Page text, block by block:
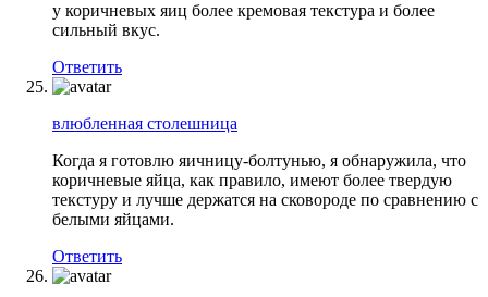
у коричневых яиц более кремовая текстура и более
сильный вкус.
Ответить
влюбленная столешница
Когда я готовлю яичницу-болтунью, я обнаружила, что
коричневые яйца, как правило, имеют более твердую
текстуру и лучше держатся на сковороде по сравнению с
белыми яйцами.
Ответить